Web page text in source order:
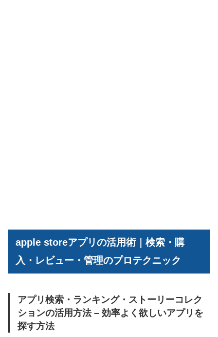
apple storeアプリの活用術｜検索・購
入・レビュー・管理のプロテクニック
アプリ検索・ランキング・ストーリーコレク
ションの活用方法 – 効率よく欲しいアプリを
探す方法